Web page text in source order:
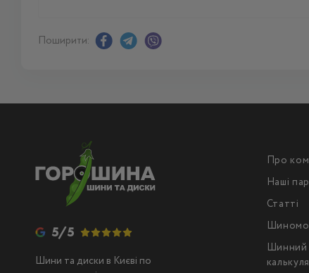
Поширити:
5/5
Шини та диски в Києві по
Про
Наші
Статті
Шинний